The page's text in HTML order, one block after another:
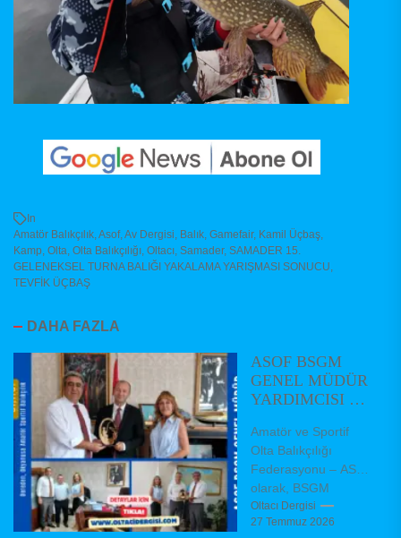
In
Amatör Balıkçılık,Asof,Av Dergisi, Balık, Gamefair, Kamil Üçbaş,
Kamp, Olta, Olta Balıkçılığı, Oltacı, Samader, SAMADER 15.
GELENEKSEL TURNA BALIĞI YAKALAMA YARIŞMASI SONUCU,
TEVFİK ÜÇBAŞ
DAHA FAZLA
ASOF BSGM
GENEL MÜDÜR
YARDIMCISI VE
BAŞKANLARINI
ZİYARET ETTİ
Amatör ve Sportif
Olta Balıkçılığı
Federasyonu – ASOF
olarak, BSGM
Balıkçılık ve Su
Ürünleri Genel Müdür
Oltacı Dergisi
27 Temmuz 2026